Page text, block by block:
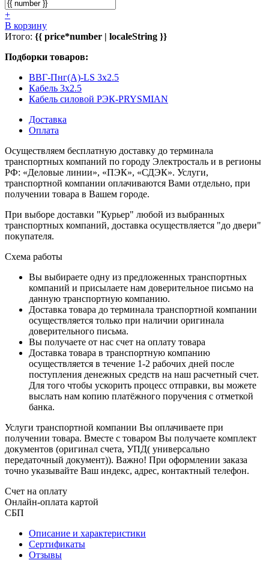
+
В корзину
Итого: {{ price*number | localeString }}
Подборки товаров:
ВВГ-Пнг(А)-LS 3x2.5
Кабель 3x2.5
Кабель силовой РЭК-PRYSMIAN
Доставка
Оплата
Осуществляем бесплатную доставку до терминала
транспортных компаний по городу Электросталь и в регионы
РФ: «Деловые линии», «ПЭК», «СДЭК». Услуги,
транспортной компании оплачиваются Вами отдельно, при
получении товара в Вашем городе.
При выборе доставки "Курьер" любой из выбранных
транспортных компаний, доставка осуществляется "до двери"
покупателя.
Схема работы
Вы выбираете одну из предложенных транспортных
компаний и присылаете нам доверительное письмо на
данную транспортную компанию.
Доставка товара до терминала транспортной компании
осуществляется только при наличии оригинала
доверительного письма.
Вы получаете от нас счет на оплату товара
Доставка товара в транспортную компанию
осуществляется в течение 1-2 рабочих дней после
поступления денежных средств на наш расчетный счет.
Для того чтобы ускорить процесс отправки, вы можете
выслать нам копию платёжного поручения с отметкой
банка.
Услуги транспортной компании Вы оплачиваете при
получении товара. Вместе с товаром Вы получаете комплект
документов (оригинал счета, УПД( универсально
передаточный документ)). Важно! При оформлении заказа
точно указывайте Ваш индекс, адрес, контактный телефон.
Счет на оплату
Онлайн-оплата картой
СБП
Описание и характеристики
Сертификаты
Отзывы